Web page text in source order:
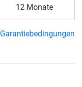
12 Monate
Garantiebedingungen